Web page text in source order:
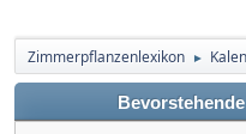
Zimmerpflanzenlexikon ►